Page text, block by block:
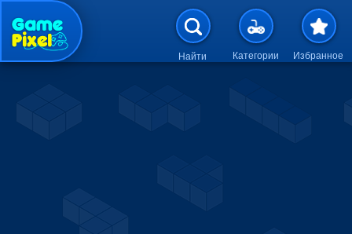
Перейти к основному
Найти Категории Избранное